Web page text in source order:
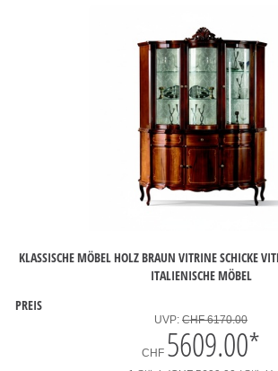
KLASSISCHE MÖBEL HOLZ BRAUN VITRINE SCHICKE
ITALIENISCHE MÖBEL
PREIS
UVP: CHF 6170.00
CHF 5609.00*